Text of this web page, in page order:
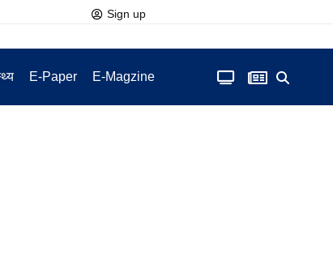
Sign up
E-Paper E-Magzine